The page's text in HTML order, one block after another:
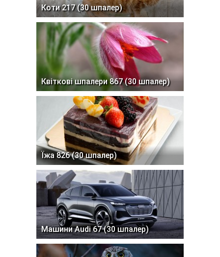
Коти 217 (30 шпалер)
Квіткові шпалери 867 (30 шпалер)
Їжа 826 (30 шпалер)
Машини Audi 67 (30 шпалер)